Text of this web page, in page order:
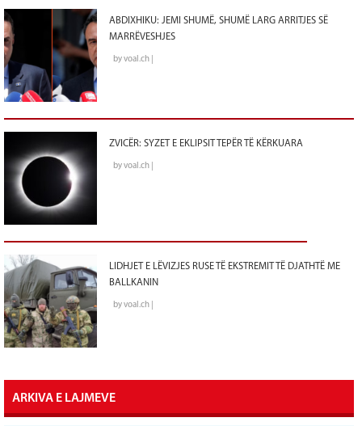
ABDIXHIKU: JEMI SHUMË, SHUMË LARG ARRITJES SË
MARRËVESHJES
by voal.ch |
ZVICËR: SYZET E EKLIPSIT TEPËR TË KËRKUARA
by voal.ch |
LIDHJET E LËVIZJES RUSE TË EKSTREMIT TË DJATHTË ME
BALLKANIN
by voal.ch |
ARKIVA E LAJMEVE